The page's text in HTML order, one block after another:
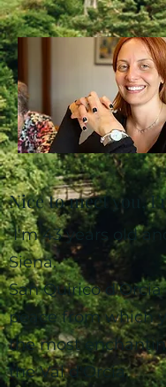
Nice to meet you,
I'm 43 years old
Siena.
San Quirico
peace from which
the most
the Val d'Orcia.